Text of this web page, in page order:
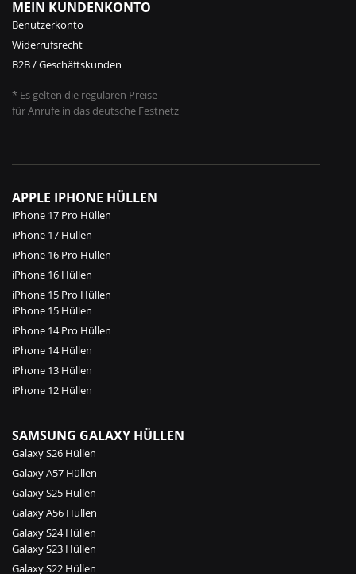
MEIN KUNDENKONTO
Benutzerkonto
Widerrufsrecht
B2B / Geschäftskunden
* Es gelten die regulären Preise
für Anrufe in das deutsche Festnetz
APPLE IPHONE HÜLLEN
iPhone 17 Pro Hüllen
iPhone 17 Hüllen
iPhone 16 Pro Hüllen
iPhone 16 Hüllen
iPhone 15 Pro Hüllen
iPhone 15 Hüllen
iPhone 14 Pro Hüllen
iPhone 14 Hüllen
iPhone 13 Hüllen
iPhone 12 Hüllen
SAMSUNG GALAXY HÜLLEN
Galaxy S26 Hüllen
Galaxy A57 Hüllen
Galaxy S25 Hüllen
Galaxy A56 Hüllen
Galaxy S24 Hüllen
Galaxy S23 Hüllen
Galaxy S22 Hüllen